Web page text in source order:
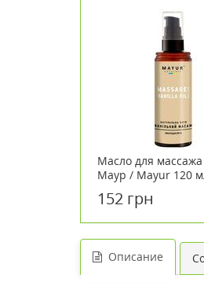
Масло для массажа
Маур / Mayur 120
152 грн
Описание